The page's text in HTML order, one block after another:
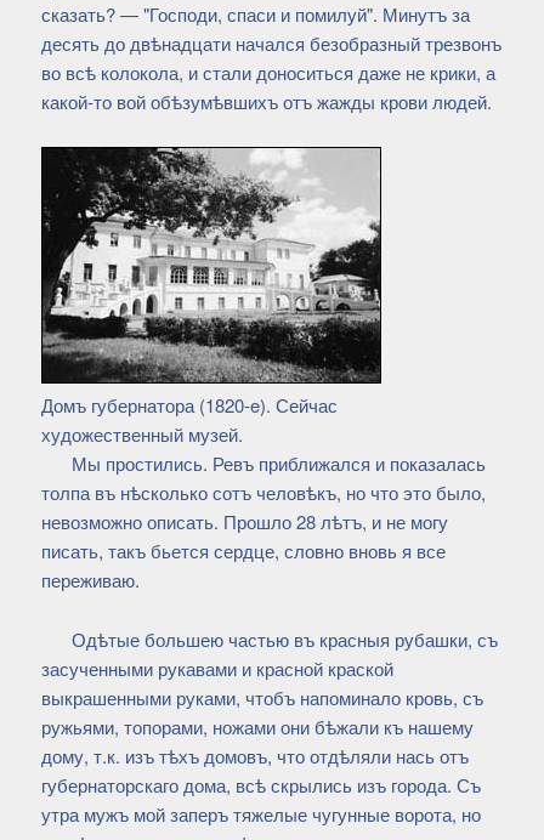
сказать? — "Господи, спаси и помилуй". Минутъ за
десять до двѣнадцати начался безобразный трезвонъ
во всѣ колокола, и стали доноситься даже не крики, а
какой-то вой обѣзумѣвшихъ отъ жажды крови людей.
Домъ губернатора (1820-e). Сейчас
художественный музей.
Мы простились. Ревъ приближался и показалась
толпа въ нѣсколько сотъ человѣкъ, но что это было,
невозможно описать. Прошло 28 лѣтъ, и не могу
писать, такъ бьется сердце, словно вновь я все
переживаю.
Одѣтые большею частью въ красныя рубашки, съ
засученными рукавами и красной краской
выкрашенными руками, чтобъ напоминало кровь, съ
ружьями, топорами, ножами они бѣжали къ нашему
дому, т.к. изъ тѣхъ домовъ, что отдѣляли нась отъ
губернаторскаго дома, всѣ скрылись изъ города. Съ
утра мужъ мой заперъ тяжелые чугунные ворота, но